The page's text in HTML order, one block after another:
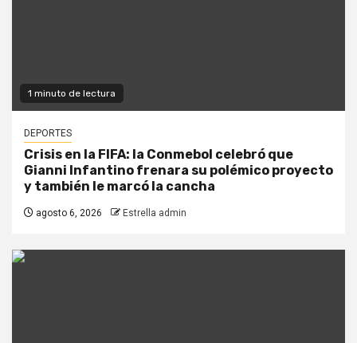
1 minuto de lectura
DEPORTES
Crisis en la FIFA: la Conmebol celebró que
Gianni Infantino frenara su polémico proyecto
y también le marcó la cancha
agosto 6, 2026 Estrella admin